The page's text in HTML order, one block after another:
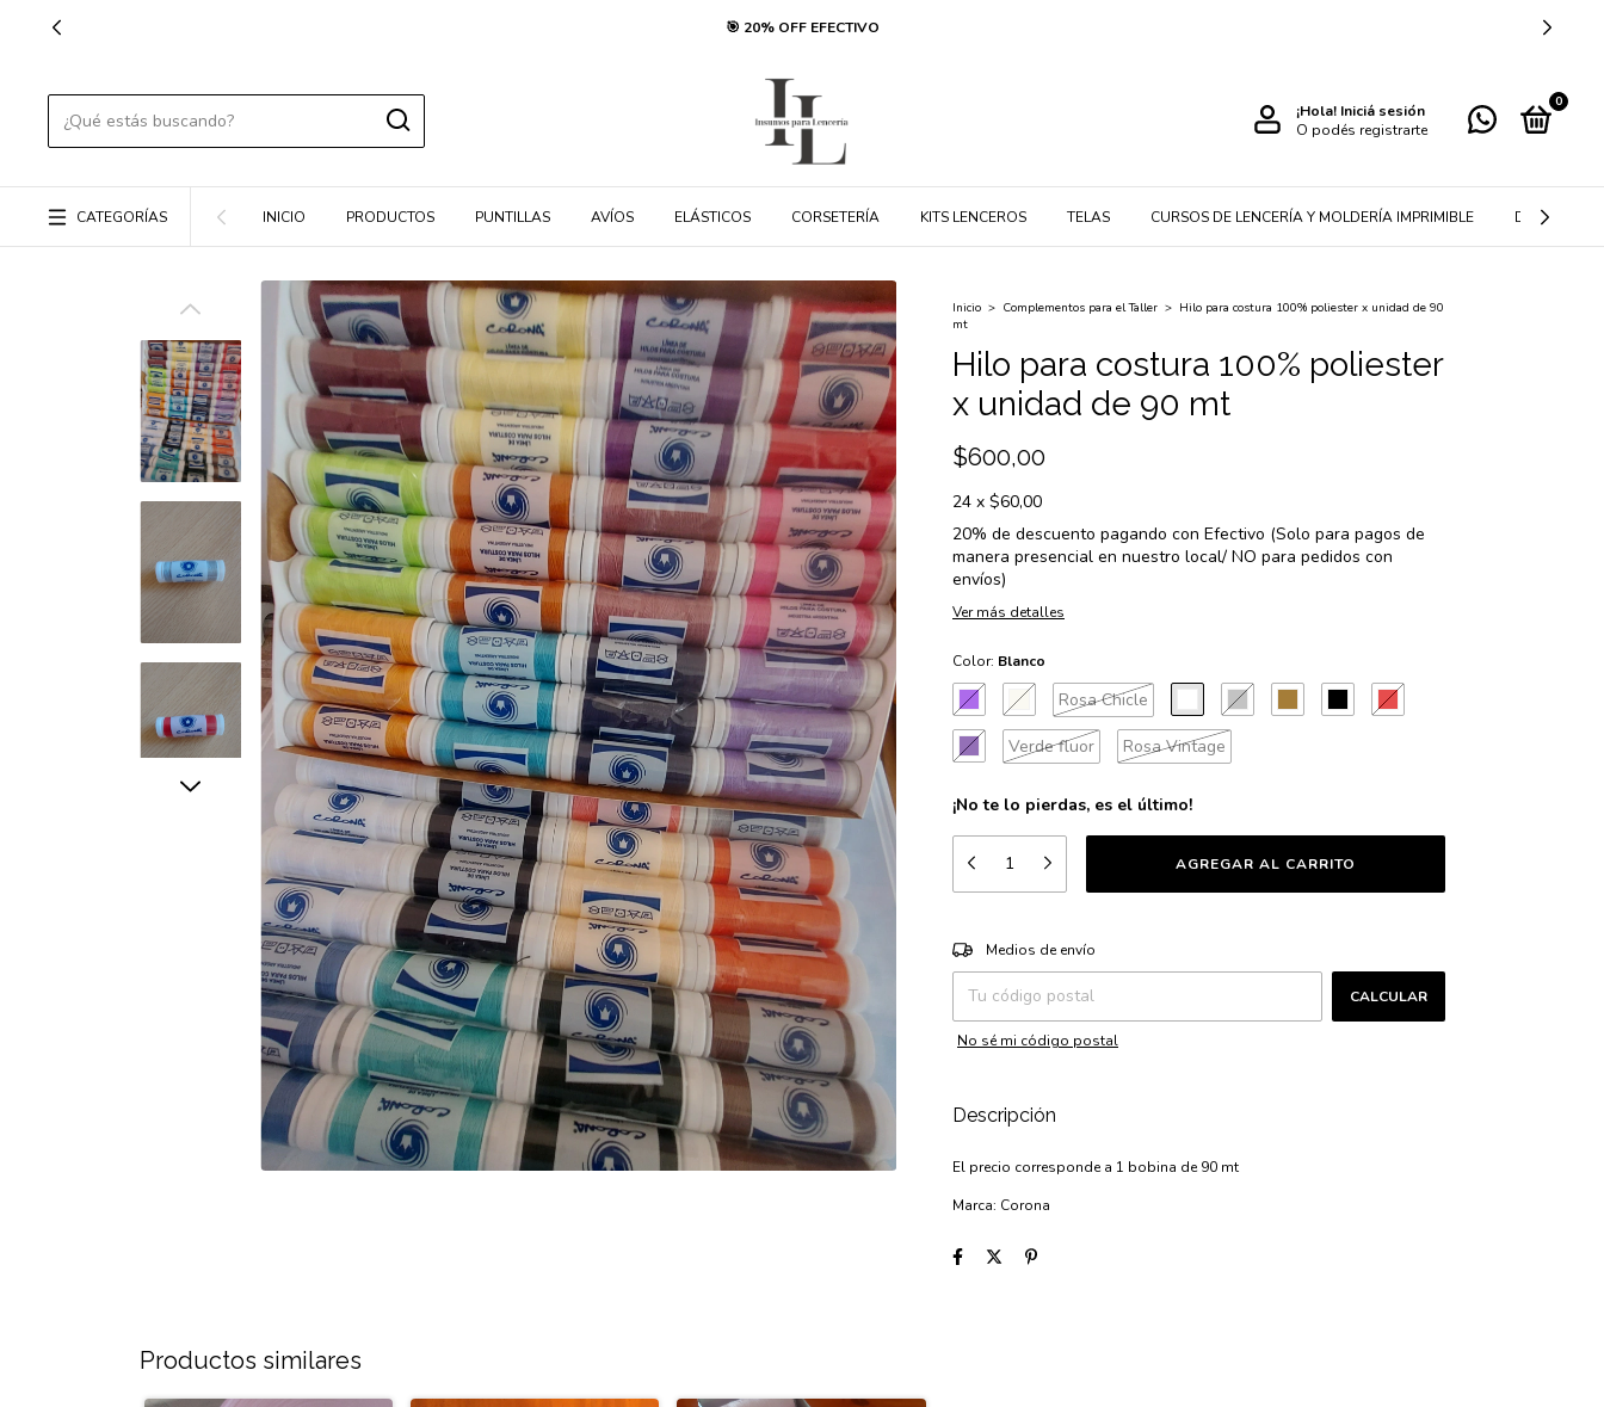
🎯 20% OFF EFECTIVO
¡Hola! Iniciá sesión
O podés registrarte
0
CATEGORÍAS INICIO PRODUCTOS PUNTILLAS AVÍOS ELÁSTICOS CORSETERÍA KITS LENCEROS TELAS CURSOS DE LENCERÍA Y MOLDERÍA IMPRIMIBLE DETALLES
Inicio > Complementos para el Taller > Hilo para costura 100% poliester x unidad de 90
mt
Hilo para costura 100% poliester
x unidad de 90 mt
$600,00
24 x $60,00
20% de descuento pagando con Efectivo (Solo para pagos de
manera presencial en nuestro local/ NO para pedidos con
envíos)
Ver más detalles
Color: Blanco
Rosa Chicle
Verde fluor Rosa Vintage
¡No te lo pierdas, es el último!
Entregas para el CP:
Medios de envío
CALCULAR
No sé mi código postal
Descripción
El precio corresponde a 1 bobina de 90 mt
Marca: Corona
Productos similares